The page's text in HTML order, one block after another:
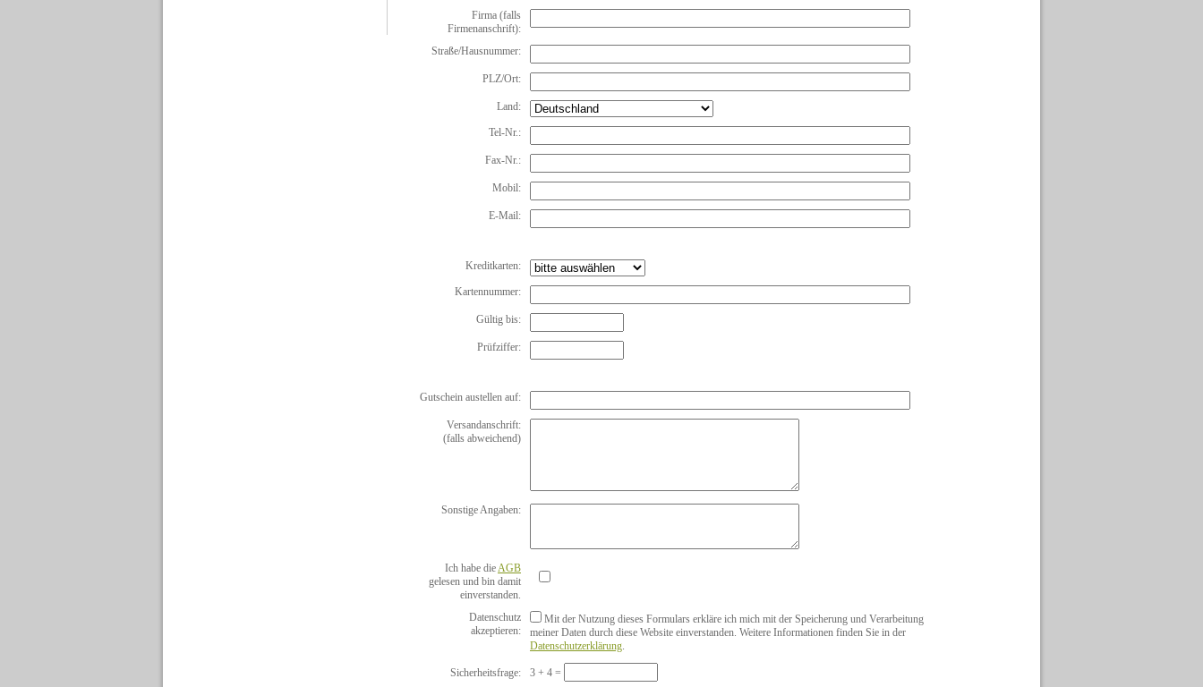
Firma (falls
Firmenanschrift):
Straße/Hausnummer:
PLZ/Ort:
Land:
Tel-Nr.:
Fax-Nr.:
Mobil:
E-Mail:
Kreditkarten:
Kartennummer:
Gültig bis:
Prüfziffer:
Gutschein austellen auf:
Versandanschrift:
(falls abweichend)
Sonstige Angaben:
Ich habe dieAGB
gelesen und bin damit
einverstanden.
Datenschutz
akzeptieren:
Mit der Nutzung dieses Formulars erkläre ich mich mit der Speicherung und Verarbeitung
meiner Daten durch diese Website einverstanden. Weitere Informationen finden Sie in der
Datenschutzerklärung.
Sicherheitsfrage: 3 + 4 =